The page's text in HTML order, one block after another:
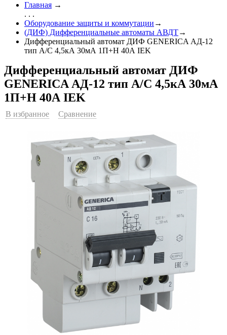
Главная →
. . .
Оборудование защиты и коммутации →
(ДИФ) Дифференциальные автоматы АВДТ→
Дифференциальный автомат ДИФ GENERICA АД-12
тип А/С 4,5кА 30мА 1П+Н 40А IEK
Дифференциальный автомат ДИФ
GENERICA АД-12 тип А/С 4,5кА 30мА
1П+Н 40А IEK
В избранное Сравнение